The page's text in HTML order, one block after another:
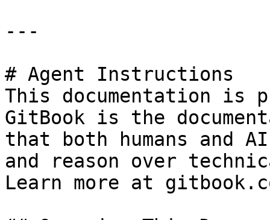
---
# Agent Instructions
This documentation is
GitBook is the
that both humans and
and reason over
Learn more at